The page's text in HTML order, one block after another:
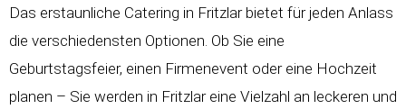
Das erstaunliche Catering in Fritzlar bietet für jeden Anlass
die verschiedensten Optionen. Ob Sie eine
Geburtstagsfeier, einen Firmenevent oder eine Hochzeit
planen – Sie werden in Fritzlar eine Vielzahl an leckeren und